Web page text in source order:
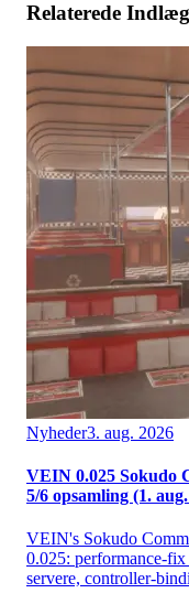
Relaterede Indlæg
Nyheder3. aug. 2026
VEIN 0.025 Sokudo
5/6 opsamling (1.
VEIN's Sokudo
0.025: performance-
servere, controller-